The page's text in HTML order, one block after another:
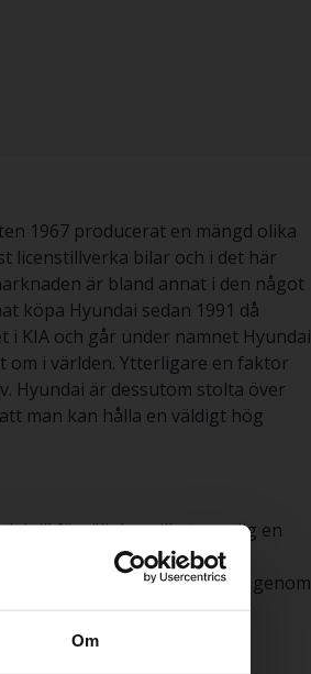
Om
1967 producerat en mängd olika
licenstillverka bilar och i det här
är bland annat i den något
köpa Hyundai sedan 1991 då
i KIA och går under namnet Hyundai
i världen. Ytterligare en faktor
Hyundai är dessutom stolta över
man kan hålla en väldigt hög
till försäljning vilket ger dig en
testad av våra
Om du vill finansiera ditt köp genom